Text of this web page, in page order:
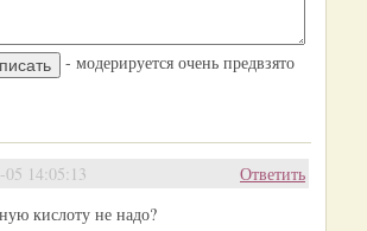
- модерируется очень предвзято
Ответить
05 14:05:13
кислоту не надо?